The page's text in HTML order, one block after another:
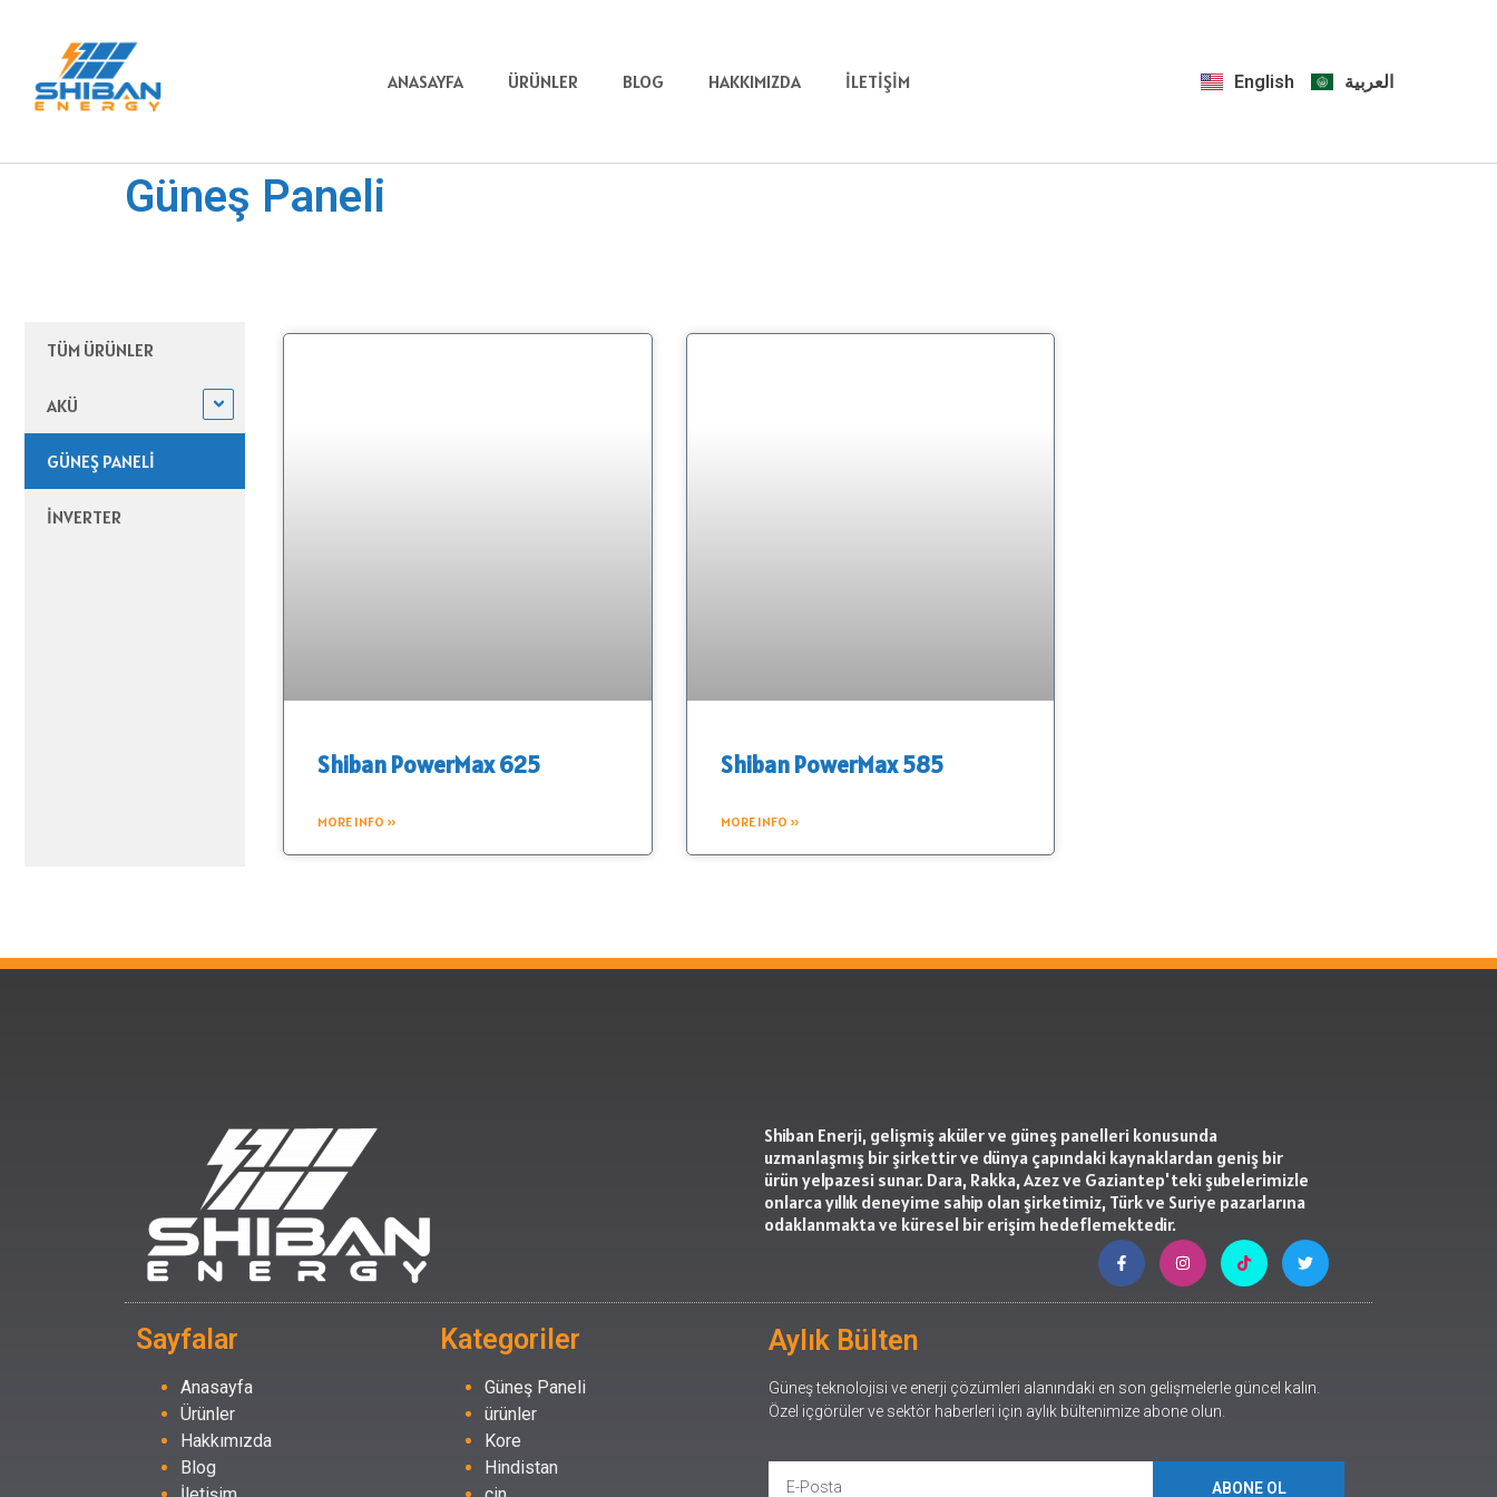
ANASAYFA ÜRÜNLER BLOG HAKKIMIZDA İLETIŞIM English العربية
Güneş Paneli
TÜM ÜRÜNLER
AKÜ
GÜNEŞ PANELI
İNVERTER
Shiban PowerMax 625
MORE INFO »
Shiban PowerMax 585
MORE INFO »
Shiban Enerji, gelişmiş aküler ve güneş panelleri konusunda
uzmanlaşmış bir şirkettir ve dünya çapındaki kaynaklardan geniş bir
ürün yelpazesi sunar. Dara, Rakka, Azez ve Gaziantep'teki şubelerimizle
onlarca yıllık deneyime sahip olan şirketimiz, Türk ve Suriye pazarlarına
odaklanmakta ve küresel bir erişim hedeflemektedir.
Sayfalar
Anasayfa
Ürünler
Hakkımızda
Blog
Kategoriler
Güneş Paneli
ürünler
Kore
Hindistan
Aylık Bülten
Güneş teknolojisi ve enerji çözümleri alanındaki en son gelişmelerle güncel kalın.
Özel içgörüler ve sektör haberleri için aylık bültenimize abone olun.
ABONE OL